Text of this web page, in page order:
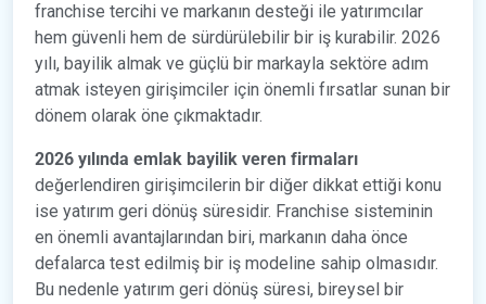
franchise tercihi ve markanın desteği ile yatırımcılar
hem güvenli hem de sürdürülebilir bir iş kurabilir. 2026
yılı, bayilik almak ve güçlü bir markayla sektöre adım
atmak isteyen girişimciler için önemli fırsatlar sunan bir
dönem olarak öne çıkmaktadır.
2026 yılında emlak bayilik veren firmaları
değerlendiren girişimcilerin bir diğer dikkat ettiği konu
ise yatırım geri dönüş süresidir. Franchise sisteminin
en önemli avantajlarından biri, markanın daha önce
defalarca test edilmiş bir iş modeline sahip olmasıdır.
Bu nedenle yatırım geri dönüş süresi, bireysel bir